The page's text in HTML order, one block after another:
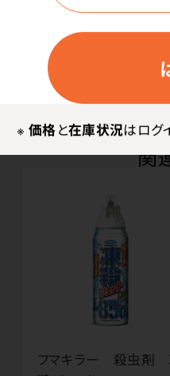
※ 価格と在庫状況はログ
その他
関
フマキラー 殺虫剤